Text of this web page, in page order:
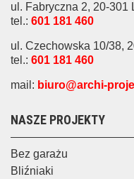
NASZE PROJEKTY
Bez garażu
Bliźniaki
ul. Fabryczna 2, 20-301
tel.: 601 181 460
ul. Czechowska 10/38,
tel.: 601 181 460
mail: biuro@archi-